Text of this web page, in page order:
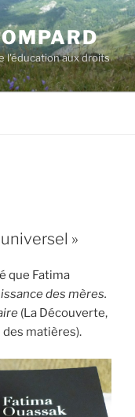
l'éducation aux droits
»
que Fatima
des mères.
(La Découverte,
des matières).